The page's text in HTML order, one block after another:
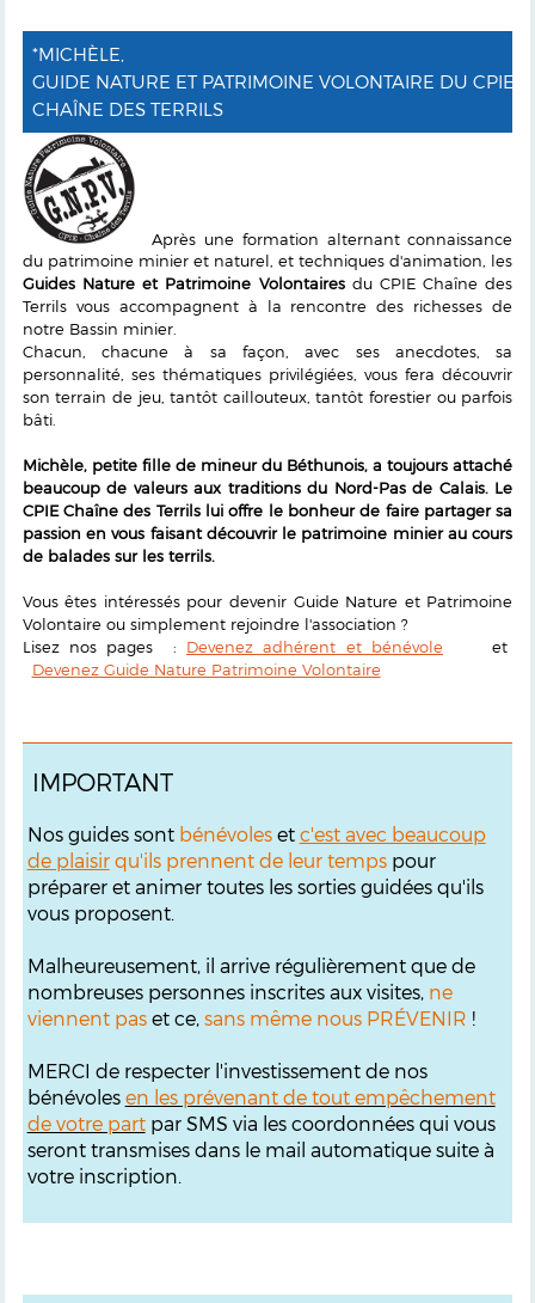
*MICHÈLE,
GUIDE NATURE ET PATRIMOINE VOLONTAIRE DU CPIE
CHAÎNE DES TERRILS
Après une formation alternant connaissance
du patrimoine minier et naturel, et techniques d'animation, les
Guides Nature et Patrimoine Volontairesdu CPIE Chaîne des
Terrils vous accompagnent à la rencontre des richesses de
notre Bassin minier.
Chacun, chacune à sa façon, avec ses anecdotes, sa
personnalité, ses thématiques privilégiées, vous fera découvrir
son terrain de jeu, tantôt caillouteux, tantôt forestier ou parfois
bâti.
Michèle, petite fille de mineur du Béthunois, a toujours attaché
beaucoup de valeurs aux traditions du Nord-Pas de Calais. Le
CPIE Chaîne des Terrils lui offre le bonheur de faire partager sa
passion en vous faisant découvrir le patrimoine minier au cours
de balades sur les terrils.
Vous êtes intéressés pour devenir Guide Nature et Patrimoine
Volontaire ou simplement rejoindre l'association ?
Lisez nos pages : Devenez adhérent et bénévole et
Devenez Guide Nature Patrimoine Volontaire
IMPORTANT
Nos guides sont bénévoleset c'est avec beaucoup
de plaisirqu'ils prennent de leur tempspour
préparer et animer toutes les sorties guidées qu'ils
vous proposent.
Malheureusement, il arrive régulièrement que de
nombreuses personnes inscrites aux visites, ne
viennent paset ce, sans même nous PRÉVENIR !
MERCI de respecter l'investissement de nos
bénévoles en les prévenant de tout empêchement
de votre partpar SMS via les coordonnées qui vous
seront transmises dans le mail automatique suite à
votre inscription.